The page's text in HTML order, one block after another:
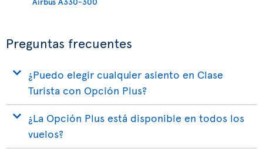
Preguntas frecuentes
¿Puedo elegir cualquier asiento en Clase
Turista con Opción Plus?
¿La Opción Plus está disponible en todos los
vuelos?